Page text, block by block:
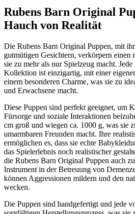
Rubens Barn Original
Hauch von Realität
Die Rubens Barn Original Puppen, mit
gutmütigen Gesichtern, verkörpern einen
sie zu mehr als nur Spielzeug macht.
Kollektion ist einzigartig, mit einer
einem besonderen Charme, was sie zu
und Erwachsene macht.
Diese Puppen sind perfekt geeignet, um
Fürsorge und soziale Interaktionen
cm groß und wiegen ca. 1000 g, was sie
umarmbaren Freunden macht. Ihre
ermöglichen es, dass sie echte
das Spielerlebnis noch realistischer
die Rubens Barn Original Puppen auch
Instrument in der Betreuung von
können Aggressionen mildern und den
wecken.
Die Puppen sind handgefertigt und jede